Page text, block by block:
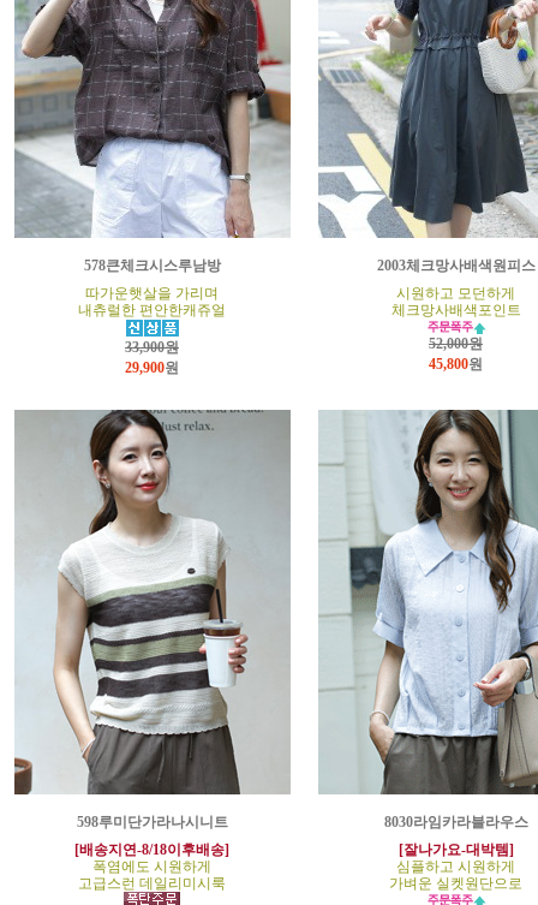
578큰체크시스루남방
따가운햇살을 가리며
내츄럴한 편안한캐쥬얼
33,900원
29,900원
2003체크망사배색원피스
시원하고 모던하게
체크망사배색포인트
52,000원
45,800원
598루미단가라나시니트
[배송지연-8/18이후배송]
폭염에도 시원하게
고급스런 데일리미시룩
8030라임카라블라우스
[잘나가요-대박템]
심플하고 시원하게
가벼운 실켓원단으로